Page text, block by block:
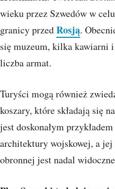
wieku przez Szwedów w
granicy przedRosją.
się muzeum, kilka kawiarni
liczba armat.
Turyści mogą również
koszary, które składają się
jest doskonałym
architektury wojskowej, a
obronnej jest nadal